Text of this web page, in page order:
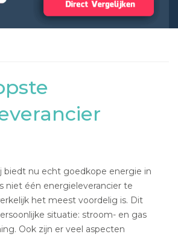
biedt nu echt goedkope energie in
niet één energieleverancier te
het meest voordelig is. Dit
situatie: stroom- en gas
Ook zijn er veel aspecten